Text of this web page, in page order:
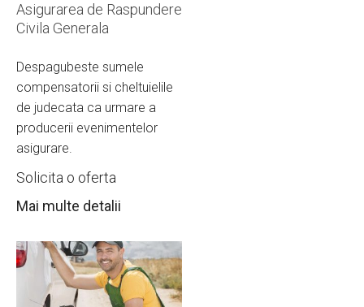
Asigurarea de Raspundere
Civila Generala
Despagubeste sumele
compensatorii si cheltuielile
de judecata ca urmare a
producerii evenimentelor
asigurare.
Solicita o oferta
Mai multe detalii